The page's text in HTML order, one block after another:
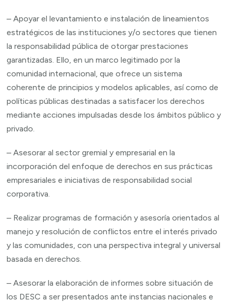
– Apoyar el levantamiento e instalación de lineamientos
estratégicos de las instituciones y/o sectores que tienen
la responsabilidad pública de otorgar prestaciones
garantizadas. Ello, en un marco legitimado por la
comunidad internacional, que ofrece un sistema
coherente de principios y modelos aplicables, así como de
políticas públicas destinadas a satisfacer los derechos
mediante acciones impulsadas desde los ámbitos público y
privado.
– Asesorar al sector gremial y empresarial en la
incorporación del enfoque de derechos en sus prácticas
empresariales e iniciativas de responsabilidad social
corporativa.
– Realizar programas de formación y asesoría orientados al
manejo y resolución de conflictos entre el interés privado
y las comunidades, con una perspectiva integral y universal
basada en derechos.
– Asesorar la elaboración de informes sobre situación de
los DESC a ser presentados ante instancias nacionales e